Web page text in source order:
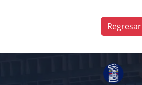
Regresar